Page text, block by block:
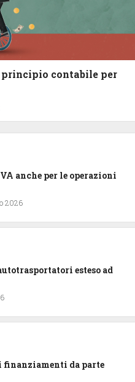
contabile per
anche per le operazioni
2026
esteso ad
finanziamenti da parte